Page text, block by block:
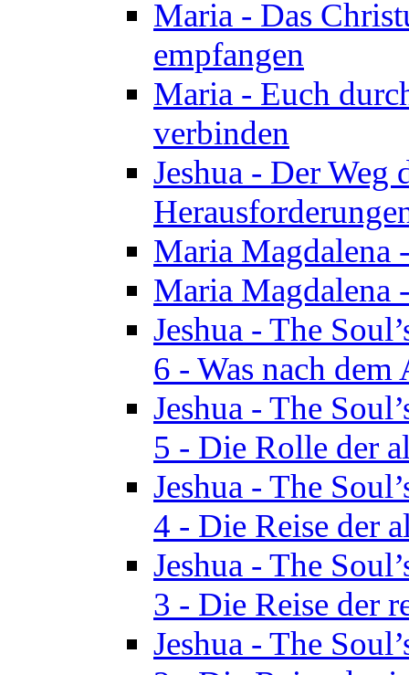
Maria - Das
empfangen
Maria - Euch
verbinden
Jeshua - Der Weg
Maria Magdalena
Maria Magdalena
Jeshua - The
6 - Was nach
Jeshua - The
5 - Die Rolle der
Jeshua - The
4 - Die Reise der
Jeshua - The
3 - Die Reise der
Jeshua - The